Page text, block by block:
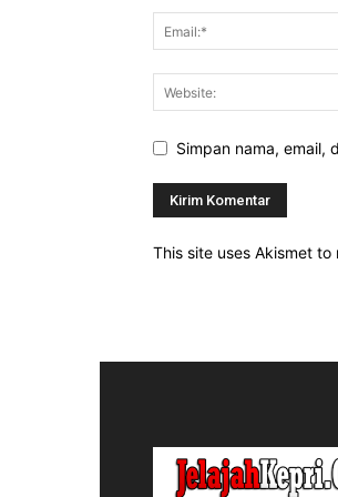
Simpan nama, email,
This site uses Akismet to